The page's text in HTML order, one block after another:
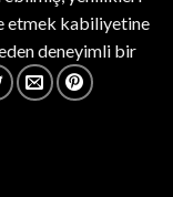
etmek kabiliyetine
deneyimli bir